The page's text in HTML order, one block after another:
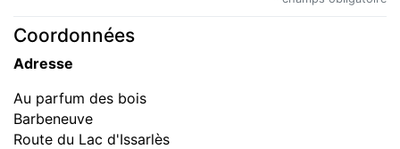
Coordonnées
Adresse
Au parfum des bois
Barbeneuve
Route du Lac d'Issarlès